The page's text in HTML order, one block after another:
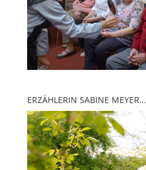
ERZÄHLERIN SABINE MEYER…